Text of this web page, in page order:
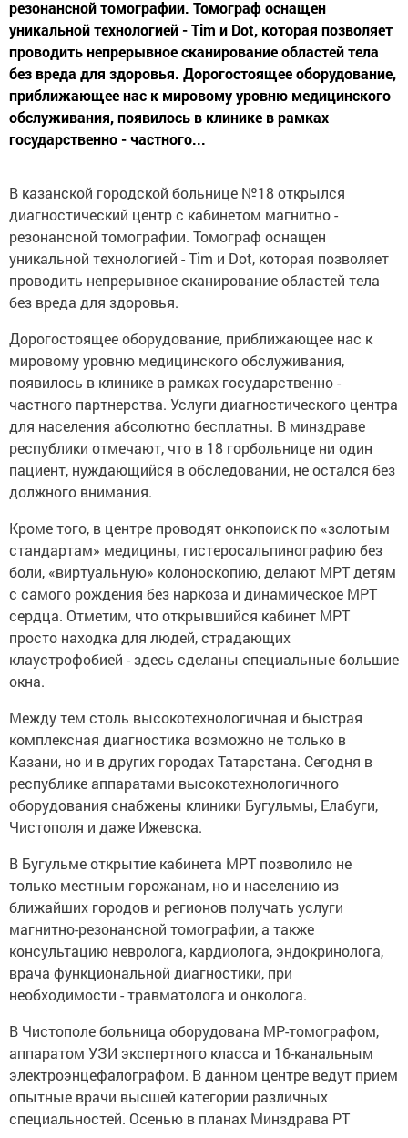
резонансной томографии. Томограф оснащен
уникальной технологией - Tim и Dot, которая позволяет
проводить непрерывное сканирование областей тела
без вреда для здоровья. Дорогостоящее оборудование,
приближающее нас к мировому уровню медицинского
обслуживания, появилось в клинике в рамках
государственно - частного...
В казанской городской больнице №18 открылся
диагностический центр с кабинетом магнитно -
резонансной томографии. Томограф оснащен
уникальной технологией - Tim и Dot, которая позволяет
проводить непрерывное сканирование областей тела
без вреда для здоровья.
Дорогостоящее оборудование, приближающее нас к
мировому уровню медицинского обслуживания,
появилось в клинике в рамках государственно -
частного партнерства. Услуги диагностического центра
для населения абсолютно бесплатны. В минздраве
республики отмечают, что в 18 горбольнице ни один
пациент, нуждающийся в обследовании, не остался без
должного внимания.
Кроме того, в центре проводят онкопоиск по «золотым
стандартам» медицины, гистеросальпинографию без
боли, «виртуальную» колоноскопию, делают МРТ детям
с самого рождения без наркоза и динамическое МРТ
сердца. Отметим, что открывшийся кабинет МРТ
просто находка для людей, страдающих
клаустрофобией - здесь сделаны специальные большие
окна.
Между тем столь высокотехнологичная и быстрая
комплексная диагностика возможно не только в
Казани, но и в других городах Татарстана. Сегодня в
республике аппаратами высокотехнологичного
оборудования снабжены клиники Бугульмы, Елабуги,
Чистополя и даже Ижевска.
В Бугульме открытие кабинета МРТ позволило не
только местным горожанам, но и населению из
ближайших городов и регионов получать услуги
магнитно-резонансной томографии, а также
консультацию невролога, кардиолога, эндокринолога,
врача функциональной диагностики, при
необходимости - травматолога и онколога.
В Чистополе больница оборудована МР-томографом,
аппаратом УЗИ экспертного класса и 16-канальным
электроэнцефалографом. В данном центре ведут прием
опытные врачи высшей категории различных
специальностей. Осенью в планах Минздрава РТ